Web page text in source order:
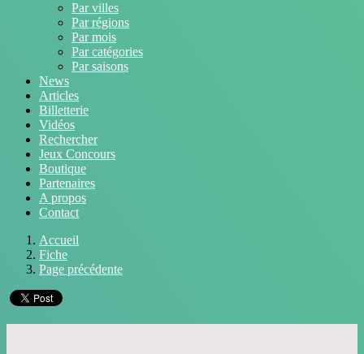
Par villes
Par régions
Par mois
Par catégories
Par saisons
News
Articles
Billetterie
Vidéos
Rechercher
Jeux Concours
Boutique
Partenaires
A propos
Contact
Accueil
Fiche
Page précédente